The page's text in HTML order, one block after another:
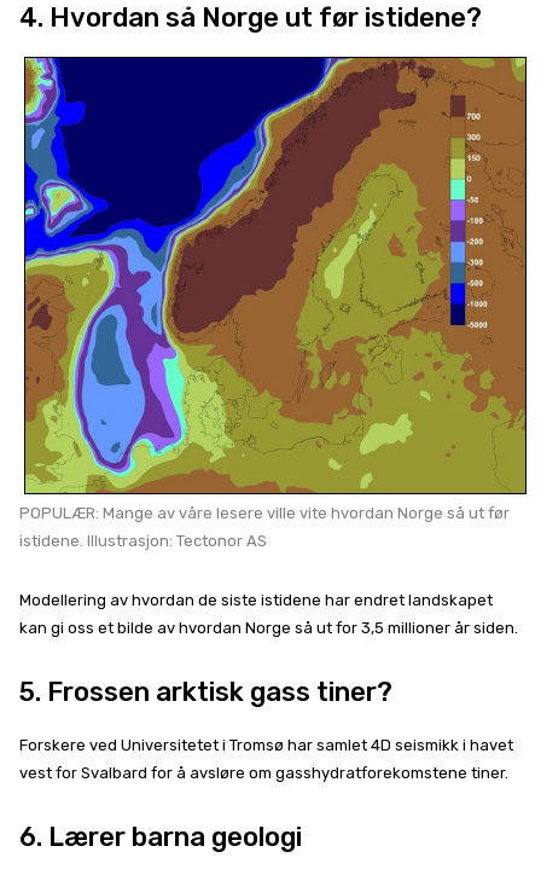
4. Hvordan så Norge ut før istidene?
POPULÆR: Mange av våre lesere ville vite hvordan Norge så ut før
istidene. Illustrasjon: Tectonor AS
Modellering av hvordan de siste istidene har endret landskapet
kan gi oss et bilde av hvordan Norge så ut for 3,5 millioner år siden.
5. Frossen arktisk gass tiner?
Forskere ved Universitetet i Tromsø har samlet 4D seismikk i havet
vest for Svalbard for å avsløre om gasshydratforekomstene tiner.
6. Lærer barna geologi